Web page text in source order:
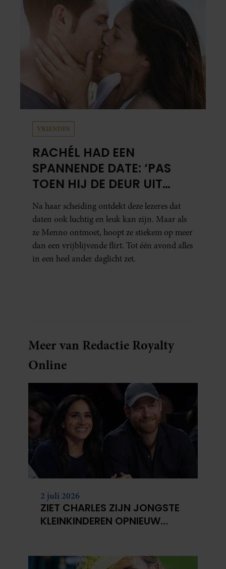
het publiek ook aan het denken zet.
VRIENDIN
RACHÉL HAD EEN
SPANNENDE DATE: ‘PAS
TOEN HIJ DE DEUR UIT
WAS, BESEFTE IK WAT ER
ECHT WAS GEBEURD’
Na haar scheiding ontdekt deze lezeres dat
daten ook luchtig en leuk kan zijn. Maar als
ze Menno ontmoet, hoopt ze stiekem op meer
dan een vrijblijvende flirt. Tot één avond alles
in een heel ander daglicht zet.
Meer van Redactie Royalty
Online
2 juli 2026
ZIET CHARLES ZIJN JONGSTE
KLEINKINDEREN OPNIEUW